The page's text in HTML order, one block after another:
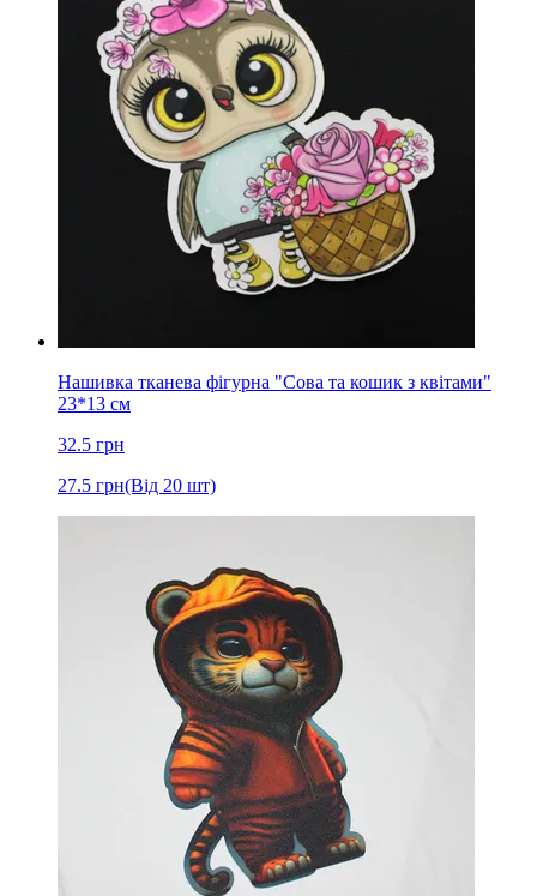
Нашивка тканева фігурна "Сова та кошик з квітами"
23*13 см
32.5 грн
27.5 грн(Від 20 шт)